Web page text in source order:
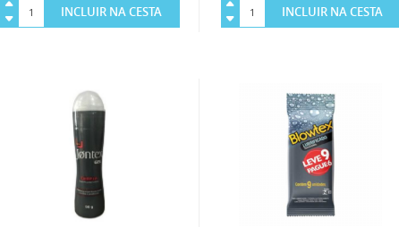
INCLUIR NA CESTA INCLUIR NA CESTA